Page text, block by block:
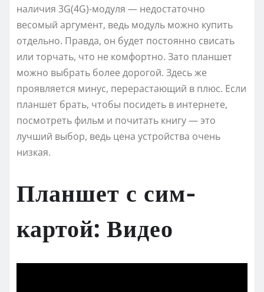
наличия 3G(4G)-модуля — недостаточно
весомый аргумент, ведь модуль можно купить
отдельно. Правда, он будет постоянно свисать
или торчать, что не комфортно. Зато планшет
можно выбрать более дорогой. Здесь же
проявляется минус, перерастающий в плюс. Если
планшет брать, чтобы посидеть в интернете,
посмотреть фильм и почитать книгу — это
лучший выбор, ведь цена устройства очень
низкая.
Планшет с сим-
картой: Видео